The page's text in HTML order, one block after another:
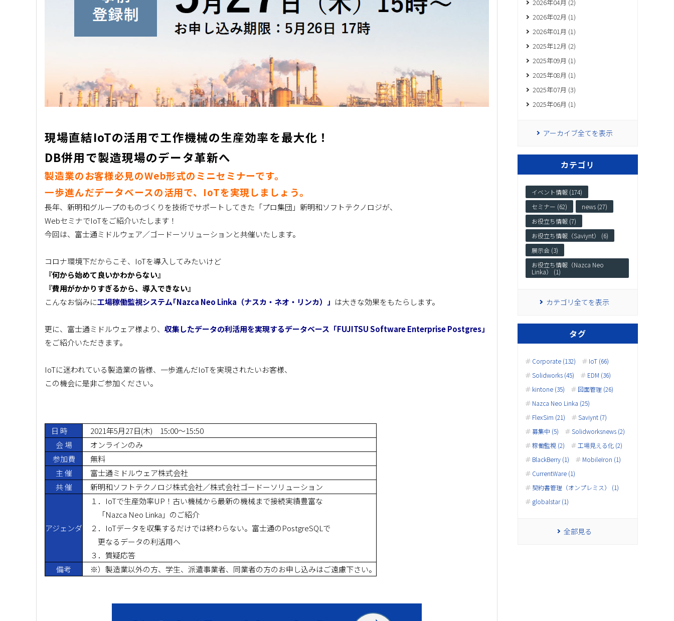
現場直結IoTの活用で工作機械の生産効率を最大化！
DB併用で製造現場のデータ革新へ
製造業のお客様必見のWeb形式のミニセミナーです。
一歩進んだデータベースの活用で、IoTを実現しましょう。
長年、新明和グループのものづくりを技術でサポートしてきた「プロ集団」新明和ソフトテクノロジが、
WebセミナでIoTをご紹介いたします！
今回は、富士通ミドルウェア／ゴードーソリューションと共催いたします。
コロナ環境下だからこそ、IoTを導入してみたいけど
『何から始めて良いかわからない』
『費用がかかりすぎるから、導入できない』
こんなお悩みに工場稼働監視システム｢Nazca Neo Linka（ナスカ・ネオ・リンカ）」 は大きな効果をもたらします。
更に、富士通ミドルウェア様より、 収集したデータの利活用を実現するデータベース「FUJITSU Software Enterprise Postgres」
をご紹介いただきます。
IoTに迷われている製造業の皆様、一歩進んだIoTを実現されたいお客様、
この機会に是非ご参加ください。
日 時
2021年5月27日(木) 15:00～15:50
会 場
オンラインのみ
参加費
無料
主 催
富士通ミドルウェア株式会社
共 催
新明和ソフトテクノロジ株式会社／株式会社ゴードーソリューション
アジェンダ
１．IoTで生産効率UP！古い機械から最新の機械まで接続実績豊富な
「Nazca Neo Linka」のご紹介
２．IoTデータを収集するだけでは終わらない。富士通のPostgreSQLで
更なるデータの利活用へ
３．質疑応答
備考
※）製造業以外の方、学生、派遣事業者、同業者の方のお申し込みはご遠慮下さい。
2026年04月 (2)
2026年02月 (1)
2026年01月 (1)
2025年12月 (2)
2025年09月 (1)
2025年08月 (1)
2025年07月 (3)
2025年06月 (1)
アーカイブ全てを表示
カテゴリ
イベント情報 (174)
セミナー (62)
news (27)
お役立ち情報 (7)
お役立ち情報（Saviynt） (6)
展示会 (3)
お役立ち情報（Nazca Neo
Linka） (1)
カテゴリ全てを表示
タグ
Corporate (132)
IoT (66)
Solidworks (45)
EDM (36)
kintone (35)
図面管理 (26)
Nazca Neo Linka (25)
FlexSim (21)
Saviynt (7)
募集中 (5)
Solidworksnews (2)
稼働監視 (2)
工場見える化 (2)
BlackBerry (1)
MobileIron (1)
CurrentWare (1)
契約書管理（オンプレミス） (1)
globalstar (1)
全部見る